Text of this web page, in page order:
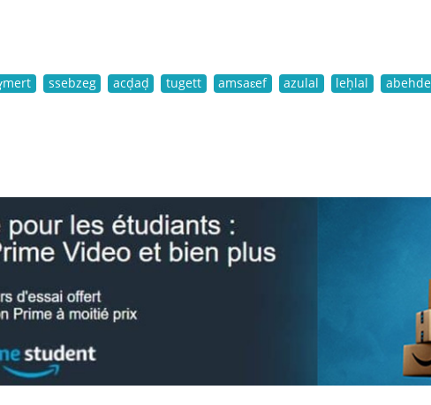
ssebzeg acḍaḍ tugett amsaɛef azulal leḥlal